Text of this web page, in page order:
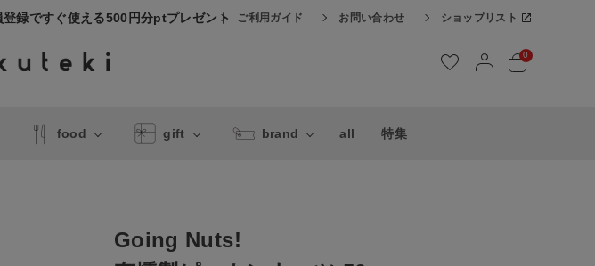
録ですぐ使える500円分ptプレゼント ご利用ガイド お問い合わせ ショップリスト
0
food gift brand all 特集
Going Nuts!